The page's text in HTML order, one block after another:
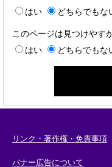
はい
どちらでもな
このページは見つけやす
はい
どちらでもな
リンク・著作権・免責事項
バナー広告について